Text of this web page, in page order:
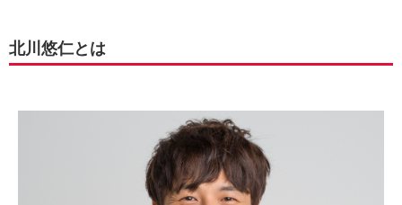
北川悠仁とは